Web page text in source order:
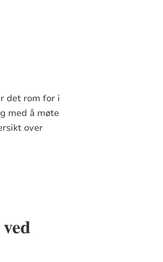
det rom for i
med å møte
over